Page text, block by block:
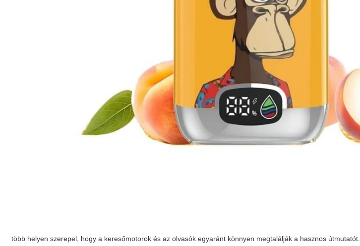
több helyen szerepel, hogy a keresőmotorok és az olvasók egyaránt könnyen megtalálják a hasznos útmutatót.